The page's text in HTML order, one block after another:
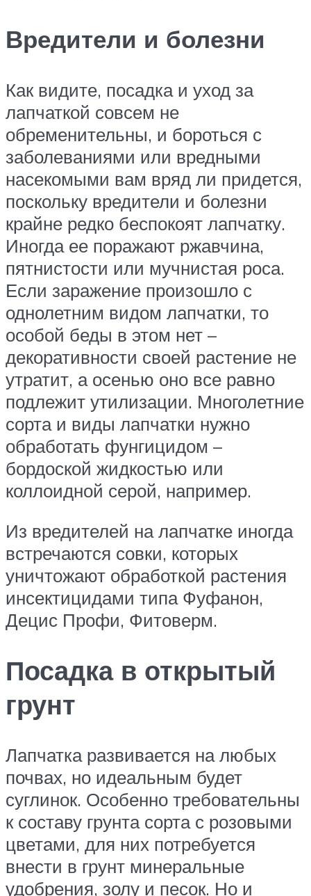
Вредители и болезни
Как видите, посадка и уход за
лапчаткой совсем не
обременительны, и бороться с
заболеваниями или вредными
насекомыми вам вряд ли придется,
поскольку вредители и болезни
крайне редко беспокоят лапчатку.
Иногда ее поражают ржавчина,
пятнистости или мучнистая роса.
Если заражение произошло с
однолетним видом лапчатки, то
особой беды в этом нет –
декоративности своей растение не
утратит, а осенью оно все равно
подлежит утилизации. Многолетние
сорта и виды лапчатки нужно
обработать фунгицидом –
бордоской жидкостью или
коллоидной серой, например.
Из вредителей на лапчатке иногда
встречаются совки, которых
уничтожают обработкой растения
инсектицидами типа Фуфанон,
Децис Профи, Фитоверм.
Посадка в открытый
грунт
Лапчатка развивается на любых
почвах, но идеальным будет
суглинок. Особенно требовательны
к составу грунта сорта с розовыми
цветами, для них потребуется
внести в грунт минеральные
удобрения, золу и песок. Но и